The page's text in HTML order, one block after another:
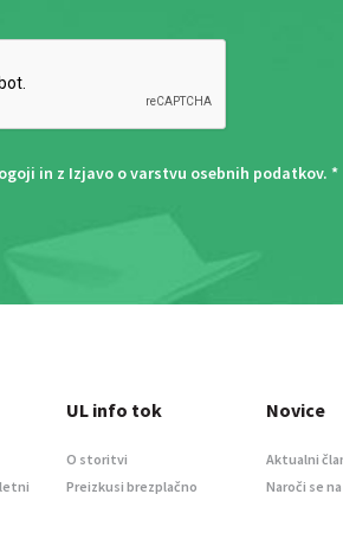
in z Izjavo o varstvu osebnih podatkov. *
UL info tok
O storitvi
Preizkusi brezplačno
Novice
Aktualni
Naroči se na